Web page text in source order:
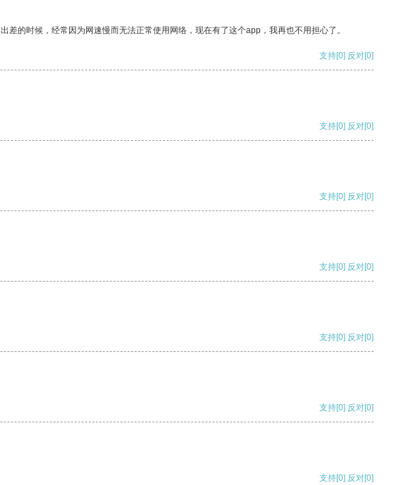
的时候，经常因为网速慢而无法正常使用网络，现在有了这个app，我再也不用担心了。
支持[0] 反对[0]
支持[0] 反对[0]
支持[0] 反对[0]
支持[0] 反对[0]
支持[0] 反对[0]
支持[0] 反对[0]
支持[0] 反对[0]